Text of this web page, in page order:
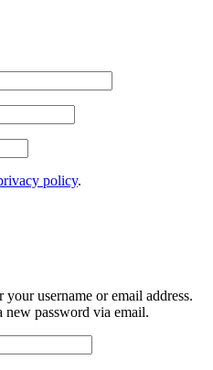
policy.
username or email address.
password via email.